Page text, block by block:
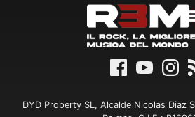
DYD Property SL, Alcalde Nicolas Diaz